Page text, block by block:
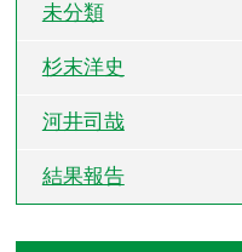
未分類
杉末洋史
河井司哉
結果報告